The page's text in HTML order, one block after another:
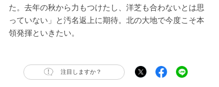
た。去年の秋から力もつけたし、洋芝も合わないとは思
っていない」と汚名返上に期待。北の大地で今度こそ本
領発揮といきたい。
注目しますか？